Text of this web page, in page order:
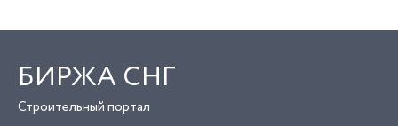
БИРЖА СНГ
Строительный портал